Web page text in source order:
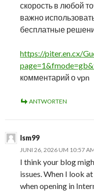
скорость в любой
важно
бесплатные
https://piter.en.cx/
комментарий о vpn
ANTWORTEN
lsm99
JUNI 26, 2026 UM 10:57
I think your blog
issues. When I look
when opening in